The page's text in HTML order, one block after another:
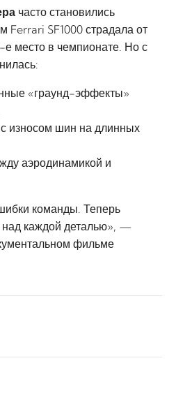
часто становились
Ferrari SF1000 страдала от
место в чемпионате. Но с
«граунд-эффекты»
износом шин на длинных
аэродинамикой и
команды. Теперь
каждой деталью», —
фильме